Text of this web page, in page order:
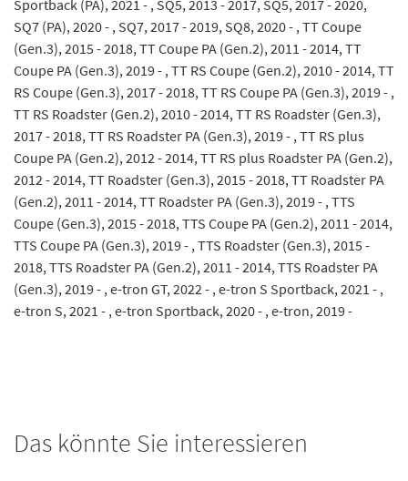
Sportback (PA), 2021 - , SQ5, 2013 - 2017, SQ5, 2017 - 2020,
SQ7 (PA), 2020 - , SQ7, 2017 - 2019, SQ8, 2020 - , TT Coupe
(Gen.3), 2015 - 2018, TT Coupe PA (Gen.2), 2011 - 2014, TT
Coupe PA (Gen.3), 2019 - , TT RS Coupe (Gen.2), 2010 - 2014, TT
RS Coupe (Gen.3), 2017 - 2018, TT RS Coupe PA (Gen.3), 2019 - ,
TT RS Roadster (Gen.2), 2010 - 2014, TT RS Roadster (Gen.3),
2017 - 2018, TT RS Roadster PA (Gen.3), 2019 - , TT RS plus
Coupe PA (Gen.2), 2012 - 2014, TT RS plus Roadster PA (Gen.2),
2012 - 2014, TT Roadster (Gen.3), 2015 - 2018, TT Roadster PA
(Gen.2), 2011 - 2014, TT Roadster PA (Gen.3), 2019 - , TTS
Coupe (Gen.3), 2015 - 2018, TTS Coupe PA (Gen.2), 2011 - 2014,
TTS Coupe PA (Gen.3), 2019 - , TTS Roadster (Gen.3), 2015 -
2018, TTS Roadster PA (Gen.2), 2011 - 2014, TTS Roadster PA
(Gen.3), 2019 - , e-tron GT, 2022 - , e-tron S Sportback, 2021 - ,
e-tron S, 2021 - , e-tron Sportback, 2020 - , e-tron, 2019 -
Das könnte Sie interessieren